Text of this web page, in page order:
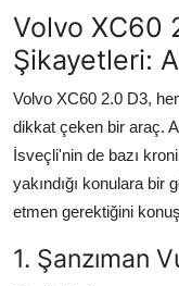
LPG & Yakıt
Elektrik & Akü
Klima & Konfor
Aydınlatma & Görüş
Şanzıman & Aktarma
Dizel Sistemler
Volvo XC60
Şikayetleri:
Volvo XC60 2.0 D3,
dikkat çeken bir araç.
İsveçli'nin de bazı
yakındığı konulara bir
etmen gerektiğini
1. Şanzıman